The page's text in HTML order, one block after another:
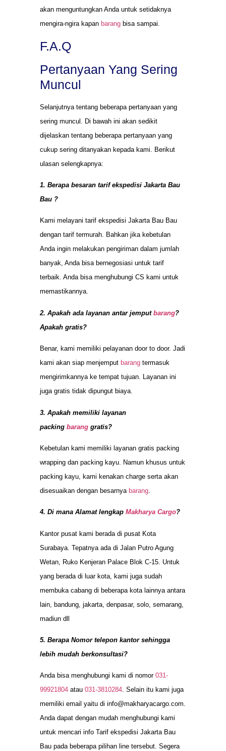
akan menguntungkan Anda untuk setidaknya
mengira-ngira kapan barang bisa sampai.
F.A.Q
Pertanyaan Yang Sering
Muncul
Selanjutnya tentang beberapa pertanyaan yang
sering muncul. Di bawah ini akan sedikit
dijelaskan tentang beberapa pertanyaan yang
cukup sering ditanyakan kepada kami. Berikut
ulasan selengkapnya:
1. Berapa besaran tarif ekspedisi Jakarta Bau
Bau ?
Kami melayani tarif ekspedisi Jakarta Bau Bau
dengan tarif termurah. Bahkan jika kebetulan
Anda ingin melakukan pengiriman dalam jumlah
banyak, Anda bisa bernegosiasi untuk tarif
terbaik. Anda bisa menghubungi CS kami untuk
memastikannya.
2. Apakah ada layanan antar jemput barang?
Apakah gratis?
Benar, kami memiliki pelayanan door to door. Jadi
kami akan siap menjemput barang termasuk
mengirimkannya ke tempat tujuan. Layanan ini
juga gratis tidak dipungut biaya.
3. Apakah memiliki layanan
packing barang gratis?
Kebetulan kami memiliki layanan gratis packing
wrapping dan packing kayu. Namun khusus untuk
packing kayu, kami kenakan charge serta akan
disesuaikan dengan besarnya barang
4. Di mana Alamat lengkap Makharya Cargo?
Kantor pusat kami berada di pusat Kota
Surabaya. Tepatnya ada di Jalan Putro Agung
Wetan, Ruko Kenjeran Palace Blok C-15. Untuk
yang berada di luar kota, kami juga sudah
membuka cabang di beberapa kota lainnya antara
lain, bandung, jakarta, denpasar, solo, semarang,
madiun dll
5. Berapa Nomor telepon kantor sehingga
lebih mudah berkonsultasi?
Anda bisa menghubungi kami di nomor 031-
99921804 atau 031-3810284. Selain itu kami juga
memiliki email yaitu di info@makharyacargo.com.
Anda dapat dengan mudah menghubungi kami
untuk mencari info Tarif ekspedisi Jakarta Bau
Bau pada beberapa pilihan line tersebut. Segera